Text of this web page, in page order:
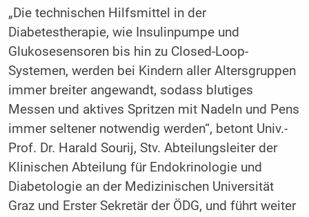
„Die technischen Hilfsmittel in der
Diabetestherapie, wie Insulinpumpe und
Glukosesensoren bis hin zu Closed-Loop-
Systemen, werden bei Kindern aller Altersgruppen
immer breiter angewandt, sodass blutiges
Messen und aktives Spritzen mit Nadeln und Pens
immer seltener notwendig werden“, betont Univ.-
Prof. Dr. Harald Sourij, Stv. Abteilungsleiter der
Klinischen Abteilung für Endokrinologie und
Diabetologie an der Medizinischen Universität
Graz und Erster Sekretär der ÖDG, und führt weiter